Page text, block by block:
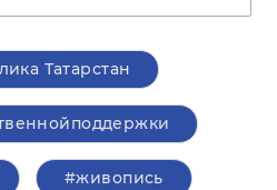
Татарстан
#живопись